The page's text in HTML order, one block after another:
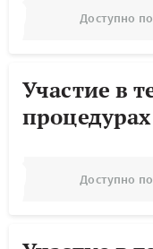
Доступно
Участие в
Доступно